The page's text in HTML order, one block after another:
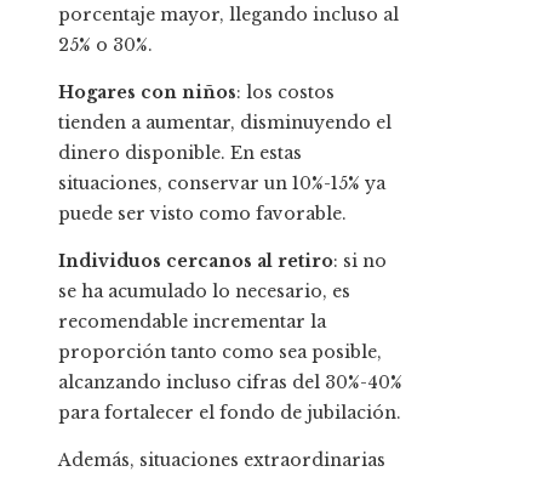
porcentaje mayor, llegando incluso al
25% o 30%.
Hogares con niños: los costos
tienden a aumentar, disminuyendo el
dinero disponible. En estas
situaciones, conservar un 10%-15% ya
puede ser visto como favorable.
Individuos cercanos al retiro: si no
se ha acumulado lo necesario, es
recomendable incrementar la
proporción tanto como sea posible,
alcanzando incluso cifras del 30%-40%
para fortalecer el fondo de jubilación.
Además, situaciones extraordinarias